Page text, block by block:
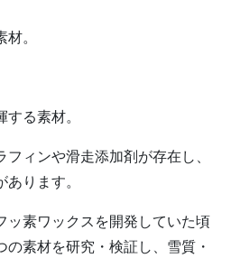
。
る素材。
ィンや滑走添加剤が存在し、
ります。
ッ素ワックスを開発していた頃
素材を研究・検証し、雪質・